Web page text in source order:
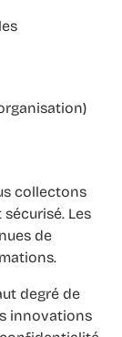
Les
de
innovations